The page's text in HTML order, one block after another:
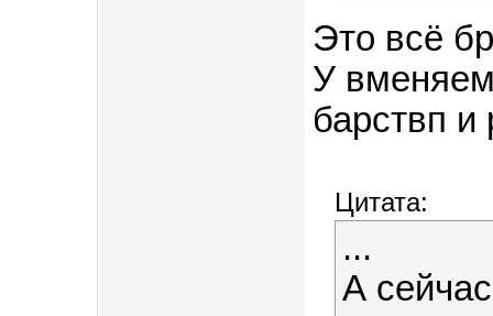
Это всё
У
барствп и
Цитата:
...
А